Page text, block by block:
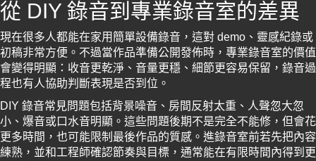
從 DIY 錄音到專業錄音室的差異
現在很多人都能在家用簡單設備錄音，這對 demo、靈感紀錄或
初稿非常方便。不過當作品準備公開發佈時，專業錄音室的價值
會變得明顯：收音更乾淨、音量更穩、細節更容易保留，錄音過
程也有人協助判斷表現是否到位。
DIY 錄音常見問題包括背景噪音、房間反射太重、人聲忽大忽
小、爆音或口水音明顯。這些問題後期不是完全不能修，但會花
更多時間，也可能限制最後作品的質感。進錄音室前若先把內容
練熟，並和工程師確認節奏與目標，通常能在有限時間內得到更